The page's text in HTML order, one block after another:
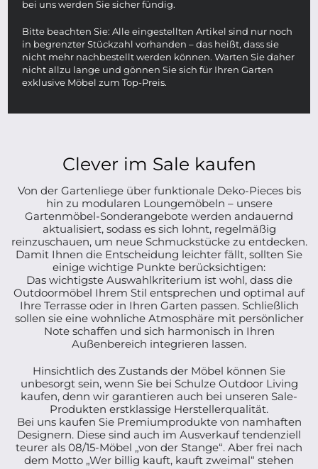
bei uns werden Sie sicher fündig.
Bitte beachten Sie: Alle eingestellten Artikel sind nur noch
in begrenzter Stückzahl vorhanden – das heißt, dass sie
nicht mehr nachbestellt werden können. Warten Sie daher
nicht allzu lange und gönnen Sie sich für Ihren Garten
exklusive Möbel zum Top-Preis.
Clever im Sale kaufen
Von der Gartenliege über funktionale Deko-Pieces bis
hin zu modularen Loungemöbeln – unsere
Gartenmöbel-Sonderangebote werden andauernd
aktualisiert, sodass es sich lohnt, regelmäßig
reinzuschauen, um neue Schmuckstücke zu entdecken.
Damit Ihnen die Entscheidung leichter fällt, sollten Sie
einige wichtige Punkte berücksichtigen:
Das wichtigste Auswahlkriterium ist wohl, dass die
Outdoormöbel Ihrem Stil entsprechen und optimal auf
Ihre Terrasse oder in Ihren Garten passen. Schließlich
sollen sie eine wohnliche Atmosphäre mit persönlicher
Note schaffen und sich harmonisch in Ihren
Außenbereich integrieren lassen.
Hinsichtlich des Zustands der Möbel können Sie
unbesorgt sein, wenn Sie bei Schulze Outdoor Living
kaufen, denn wir garantieren auch bei unseren Sale-
Produkten erstklassige Herstellerqualität.
Bei uns kaufen Sie Premiumprodukte von namhaften
Designern. Diese sind auch im Ausverkauf tendenziell
teurer als 08/15-Möbel „von der Stange“. Aber frei nach
dem Motto „Wer billig kauft, kauft zweimal“ stehen